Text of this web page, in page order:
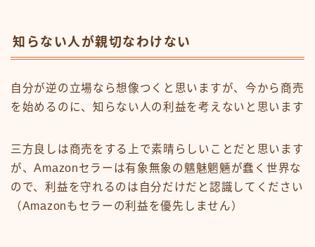
知らない人が親切なわけない
自分が逆の立場なら想像つくと思いますが、今から商売
を始めるのに、知らない人の利益を考えないと思います
三方良しは商売をする上で素晴らしいことだと思います
が、Amazonセラーは有象無象の魑魅魍魎が蠢く世界な
ので、利益を守れるのは自分だけだと認識してください
（Amazonもセラーの利益を優先しません）